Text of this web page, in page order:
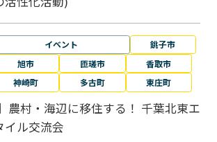
イベント
銚子市
旭市
匝瑳市
香取市
神崎町
多古町 東庄町
農村・海辺に移住する！ 千葉北東エ
イル交流会